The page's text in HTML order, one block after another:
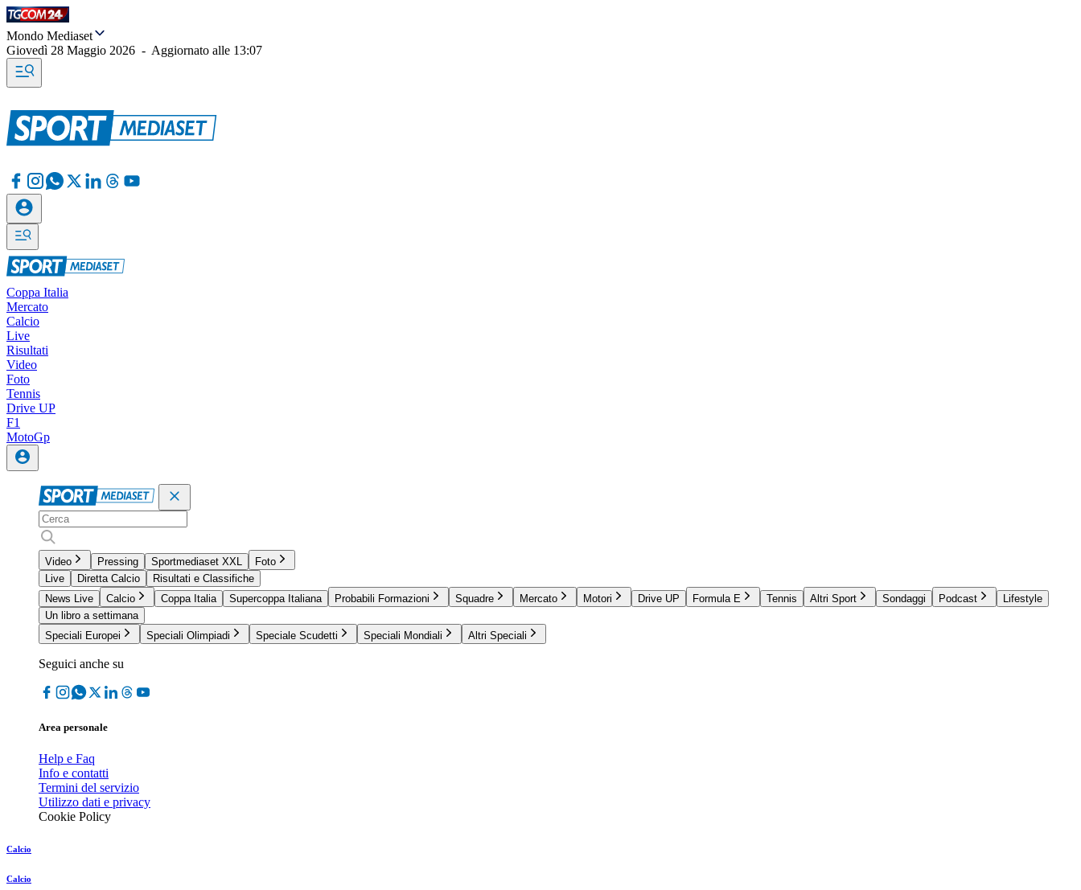
Mondo Mediaset
Giovedì 28 Maggio 2026 - Aggiornato alle 13:07
Coppa Italia
Mercato
Calcio
Live
Risultati
Video
Foto
Tennis
Drive UP
F1
MotoGp
Video Pressing Sportmediaset XXL
Foto
Live
Diretta Calcio
Risultati e Classifiche
News Live
Calcio Coppa Italia Supercoppa Italiana Probabili Formazioni Squadre Mercato Motori Drive UP Formula E Tennis Altri Sport Sondaggi Podcast
Lifestyle
Un libro a settimana
Speciali Europei
Speciali Olimpiadi Speciale Scudetti Speciali Mondiali Altri Speciali
Seguici anche su
Area personale
Help e Faq
Info e contatti
Termini del servizio
Utilizzo dati e privacy
Cookie Policy
Calcio
Calcio